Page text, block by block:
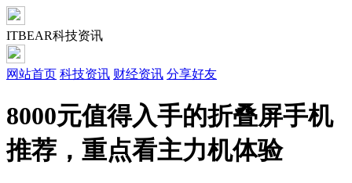
ITBEAR科技资讯
网站首页 科技资讯 财经资讯 分享好友
8000元值得入手的折叠屏手机
推荐，重点看主力机体验